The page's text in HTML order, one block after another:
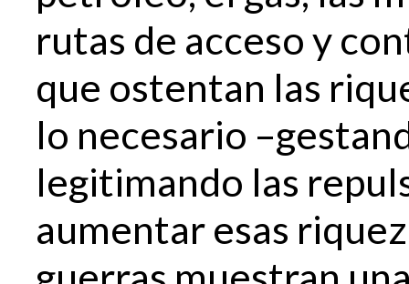
rutas de acceso y
que ostentan las
lo necesario
legitimando las
aumentar esas